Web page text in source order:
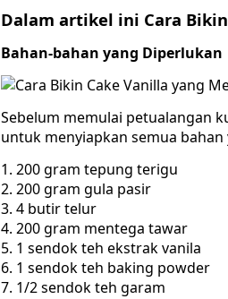
Dalam artikel ini Cara
Bahan-bahan yang Diperlukan
Sebelum memulai petualangan
untuk menyiapkan semua
200 gram tepung terigu
200 gram gula pasir
4 butir telur
200 gram mentega tawar
1 sendok teh ekstrak vanila
1 sendok teh baking powder
1/2 sendok teh garam